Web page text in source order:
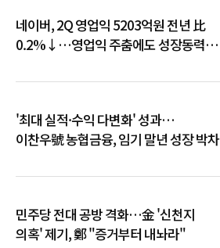
네이버, 2Q 영업익 5203억원 전년 比
0.2%↓…영업익 주춤에도 성장동력
'최대 실적·수익 다변화' 성과…
이찬우號 농협금융, 임기 말년 성장 박차
민주당 전대 공방 격화…金 '신천지
의혹' 제기, 鄭 "증거부터 내놔라"